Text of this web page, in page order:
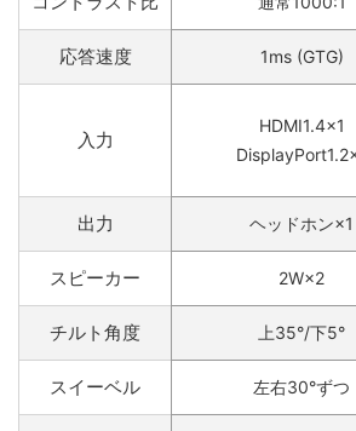
応答速度 1ms (GTG)
入力
HDMI1.4×1
出力 ヘッドホン×1
スピーカー 2W×2
チルト角度 上35°/下5°
スイーベル 左右30°ずつ